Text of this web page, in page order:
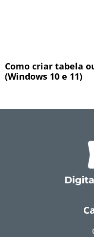
Como criar tabela
(Windows 10 e 11)